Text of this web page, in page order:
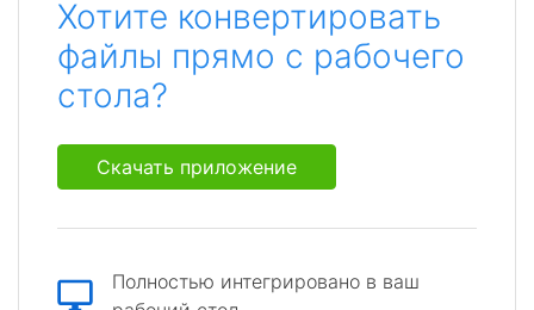
Хотите конвертировать
файлы прямо с рабочего
стола?
Скачать приложение
Полностью интегрировано в ваш